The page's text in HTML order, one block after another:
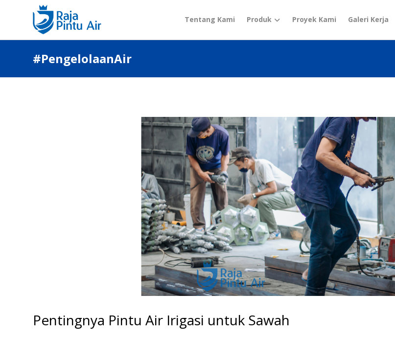
Tentang Kami Produk Proyek Kami Galeri Kerja
#PengelolaanAir
Pentingnya Pintu Air Irigasi untuk Sawah